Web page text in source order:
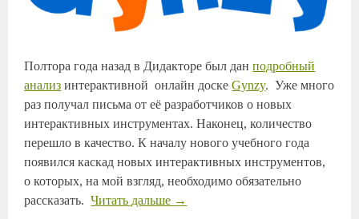
Полтора года назад в Дидакторе был данподробный
анализ интерактивной онлайн доскеGynzy. Уже много
раз получал письма от её разработчиков о новых
интерактивных инструментах. Наконец, количество
перешло в качество. К началу нового учебного года
появился каскад новых интерактивных инструментов,
о которых, на мой взгляд, необходимо обязательно
рассказать.Читать дальше →